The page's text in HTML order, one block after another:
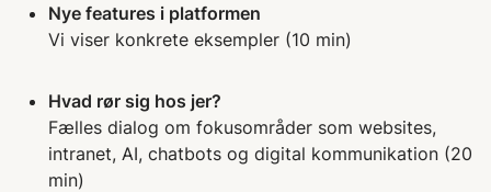
Nye features i platformen
Vi viser konkrete eksempler (10 min)
Hvad rør sig hos jer?
Fælles dialog om fokusområder som websites,
intranet, AI, chatbots og digital kommunikation (20
min)